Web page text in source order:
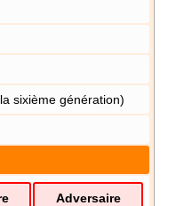
sixième génération)
Adversaire